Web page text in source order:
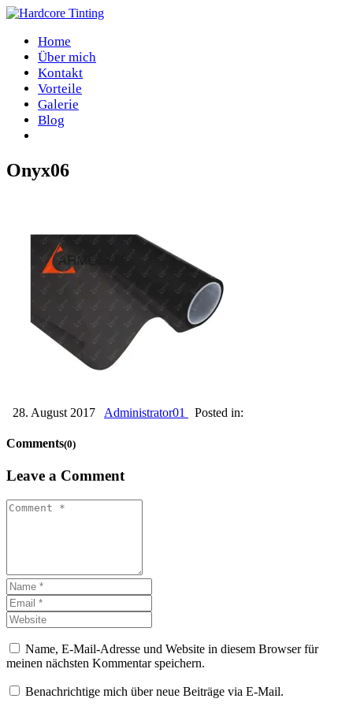
Home
Über mich
Kontakt
Vorteile
Galerie
Blog
Onyx06
28. August 2017 Administrator01 Posted in:
Comments(0)
Leave a Comment
Name, E-Mail-Adresse und Website in diesem Browser für
meinen nächsten Kommentar speichern.
Benachrichtige mich über neue Beiträge via E-Mail.